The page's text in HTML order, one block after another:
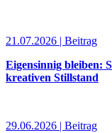
21.07.2026 | Beitrag
Eigensinnig bleiben:
kreativen Stillstand
29.06.2026 | Beitrag